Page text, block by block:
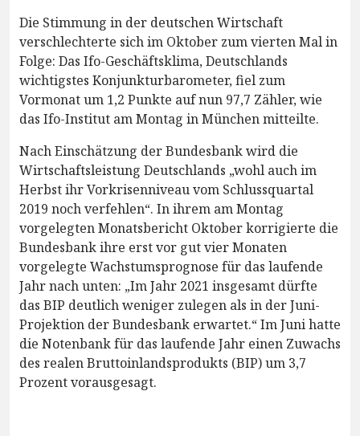
Die Stimmung in der deutschen Wirtschaft
verschlechterte sich im Oktober zum vierten Mal in
Folge: Das Ifo-Geschäftsklima, Deutschlands
wichtigstes Konjunkturbarometer, fiel zum
Vormonat um 1,2 Punkte auf nun 97,7 Zähler, wie
das Ifo-Institut am Montag in München mitteilte.
Nach Einschätzung der Bundesbank wird die
Wirtschaftsleistung Deutschlands „wohl auch im
Herbst ihr Vorkrisenniveau vom Schlussquartal
2019 noch verfehlen“. In ihrem am Montag
vorgelegten Monatsbericht Oktober korrigierte die
Bundesbank ihre erst vor gut vier Monaten
vorgelegte Wachstumsprognose für das laufende
Jahr nach unten: „Im Jahr 2021 insgesamt dürfte
das BIP deutlich weniger zulegen als in der Juni-
Projektion der Bundesbank erwartet.“ Im Juni hatte
die Notenbank für das laufende Jahr einen Zuwachs
des realen Bruttoinlandsprodukts (BIP) um 3,7
Prozent vorausgesagt.